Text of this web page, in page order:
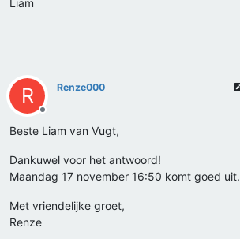
Liam
R
Offline
Renze000
Beste Liam van Vugt,
Dankuwel voor het antwoord!
Maandag 17 november 16:50 komt goed uit.
Met vriendelijke groet,
Renze